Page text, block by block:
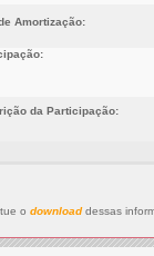
Amortização:
da Participação:
o downloaddessas